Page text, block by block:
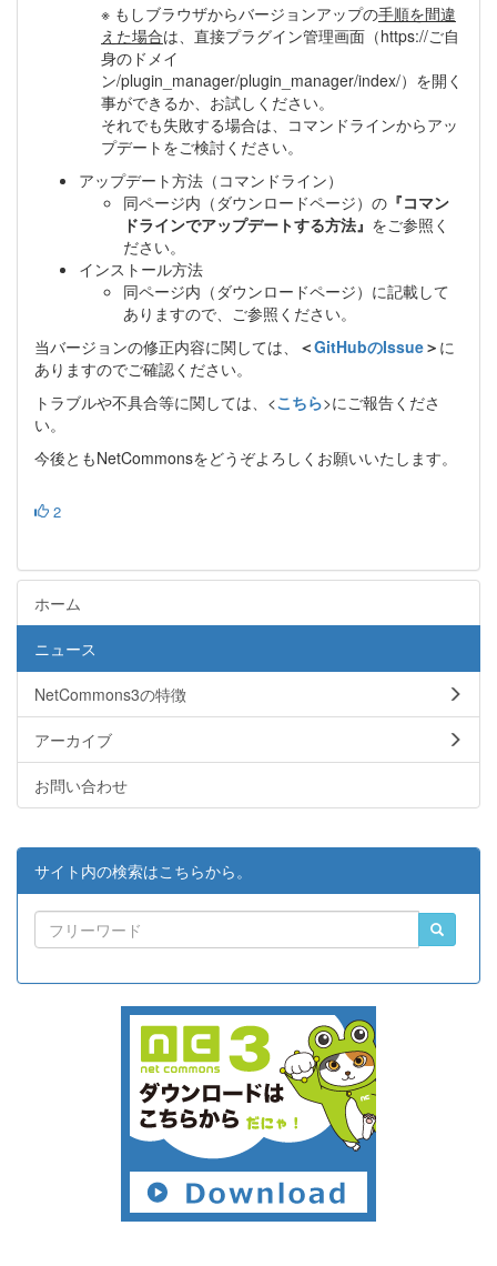
※ もしブラウザからバージョンアップの手順を間違
えた場合は、直接プラグイン管理画面（https://ご自
身のドメイ
ン/plugin_manager/plugin_manager/index/）を開く
事ができるか、お試しください。
それでも失敗する場合は、コマンドラインからアッ
プデートをご検討ください。
アップデート方法（コマンドライン）
同ページ内（ダウンロードページ）の 『コマン
ドラインでアップデートする方法』 をご参照く
ださい。
インストール方法
同ページ内（ダウンロードページ）に記載して
ありますので、ご参照ください。
当バージョンの修正内容に関しては、
＜GitHubのIssue＞ に
ありますのでご確認ください。
トラブルや不具合等に関しては、<こちら>にご報告くださ
い。
今後ともNetCommonsをどうぞよろしくお願いいたします。
2
ホーム
ニュース
NetCommons3の特徴
アーカイブ
お問い合わせ
サイト内の検索はこちらから。